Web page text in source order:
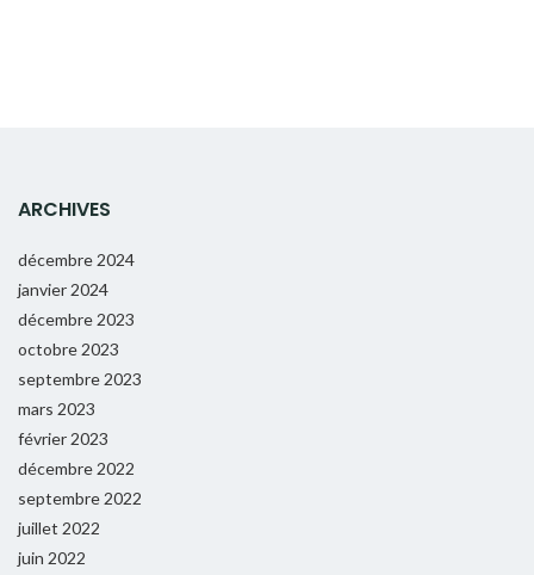
ARCHIVES
décembre 2024
janvier 2024
décembre 2023
octobre 2023
septembre 2023
mars 2023
février 2023
décembre 2022
septembre 2022
juillet 2022
juin 2022